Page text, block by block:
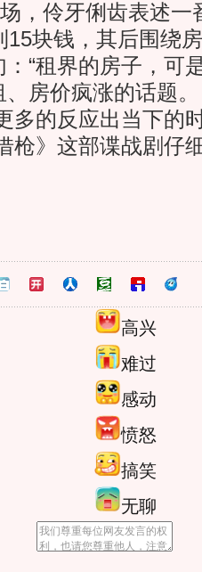
，伶牙俐齿表述
15块钱，其后围绕
“租界的房子，可
房价疯涨的话题
多的反应出当下的
枪》这部谍战剧仔
高兴
难过
感动
愤怒
搞笑
无聊